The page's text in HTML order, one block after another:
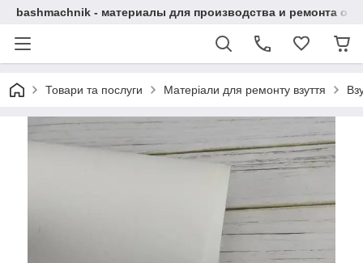
bashmachnik - материалы для производства и ремонта
Товари та послуги Матеріали для ремонту взуття